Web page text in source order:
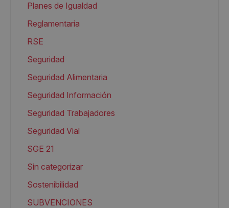
Planes de Igualdad
Reglamentaria
RSE
Seguridad
Seguridad Alimentaria
Seguridad Información
Seguridad Trabajadores
Seguridad Vial
SGE 21
Sin categorizar
Sostenibilidad
SUBVENCIONES